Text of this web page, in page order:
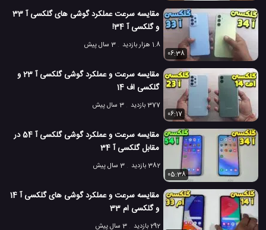
# مقایسه سرعت گوشی همراه # مقایسه سرعت موبایل
# موبایل گلکسی A51 سامسونگ
8.3 هزار بازدید
7 سال پیش تکنولوژی موبایل ویدئو ویدئو های
مقایسه سرعت عملکرد گوشی های گلکسی آ 33
و گلکسی آ 34!
1.8 هزار بازدید
3 سال پیش
06:38
مقایسه سرعت و عملکرد گوشی گلکسی آ 23 و
گلکسی اف 14
377 بازدید
3 سال پیش
06:17
مقایسه سرعت و عملکرد گوشی گلکسی آ 54 در
مقابل گلکسی آ 34
382 بازدید
3 سال پیش
05:38
مقایسه سرعت و عملکرد گوشی های گلکسی آ 14
و گلکسی ام 33
292 بازدید
3 سال پیش